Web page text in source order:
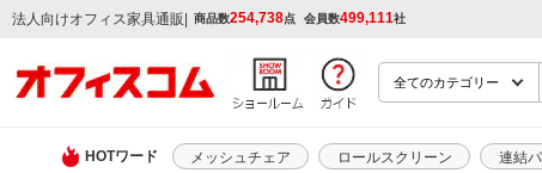
法人向けオフィス家具通販 | 商品数254,738点 会員数499,111社
HOTワード メッシュチェア ロールスクリーン 連結